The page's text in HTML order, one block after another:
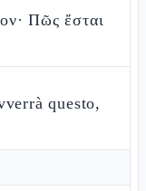
Πῶς ἔσται
questo,